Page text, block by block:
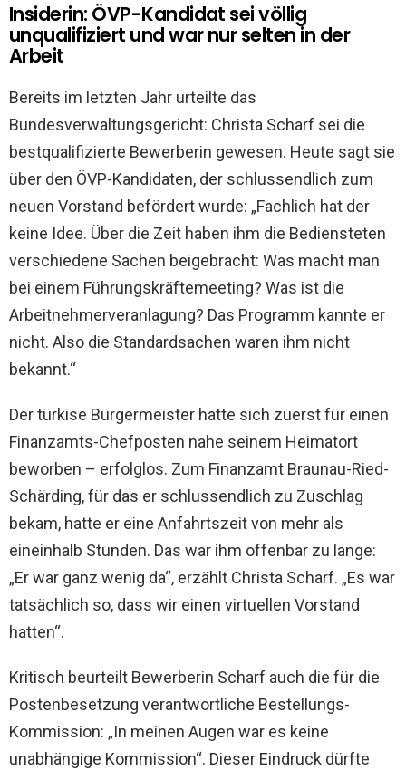
Insiderin: ÖVP-Kandidat sei völlig
unqualifiziert und war nur selten in der
Arbeit
Bereits im letzten Jahr urteilte das
Bundesverwaltungsgericht: Christa Scharf sei die
bestqualifizierte Bewerberin gewesen. Heute sagt sie
über den ÖVP-Kandidaten, der schlussendlich zum
neuen Vorstand befördert wurde: „Fachlich hat der
keine Idee. Über die Zeit haben ihm die Bediensteten
verschiedene Sachen beigebracht: Was macht man
bei einem Führungskräftemeeting? Was ist die
Arbeitnehmerveranlagung? Das Programm kannte er
nicht. Also die Standardsachen waren ihm nicht
bekannt.“
Der türkise Bürgermeister hatte sich zuerst für einen
Finanzamts-Chefposten nahe seinem Heimatort
beworben – erfolglos. Zum Finanzamt Braunau-Ried-
Schärding, für das er schlussendlich zu Zuschlag
bekam, hatte er eine Anfahrtszeit von mehr als
eineinhalb Stunden. Das war ihm offenbar zu lange:
„Er war ganz wenig da“, erzählt Christa Scharf. „Es war
tatsächlich so, dass wir einen virtuellen Vorstand
hatten“.
Kritisch beurteilt Bewerberin Scharf auch die für die
Postenbesetzung verantwortliche Bestellungs-
Kommission: „In meinen Augen war es keine
unabhängige Kommission“. Dieser Eindruck dürfte